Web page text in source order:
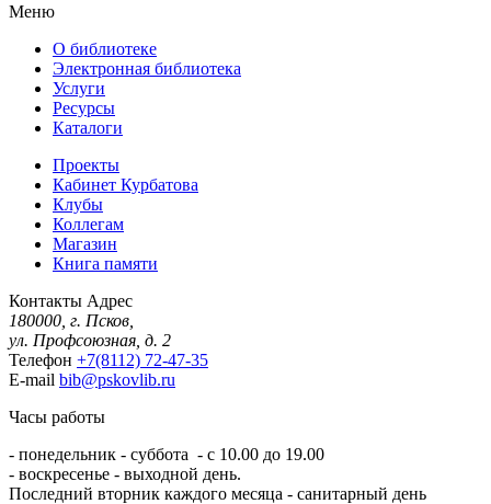
Меню
О библиотеке
Электронная библиотека
Услуги
Ресурсы
Каталоги
Проекты
Кабинет Курбатова
Клубы
Коллегам
Магазин
Книга памяти
Контакты Адрес
180000, г. Псков,
ул. Профсоюзная, д. 2
Телефон +7(8112) 72-47-35
E-mail bib@pskovlib.ru
Часы работы
- понедельник - суббота - с 10.00 до 19.00
- воскресенье - выходной день.
Последний вторник каждого месяца - санитарный день